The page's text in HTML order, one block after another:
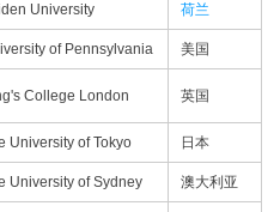
University 荷兰
of Pennsylvania 美国
College London 英国
University of Tokyo 日本
University of Sydney 澳大利亚